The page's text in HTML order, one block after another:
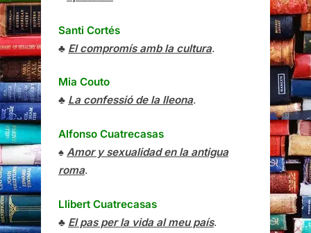
Santi Cortés
♣ El compromís amb la cultura.
Mia Couto
♣ La confessió de la lleona.
Alfonso Cuatrecasas
♠ Amor y sexualidad en la antigua
roma.
Llibert Cuatrecasas
♣ El pas per la vida al meu país.